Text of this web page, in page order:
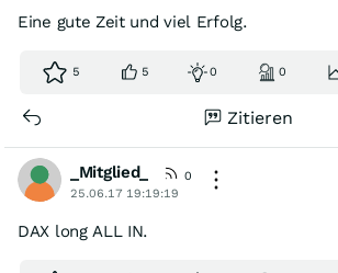
Eine gute Zeit und viel Erfolg.
5 5 0 0
Zitieren
_Mitglied_
0
25.06.17 19:19:19
DAX long ALL IN.